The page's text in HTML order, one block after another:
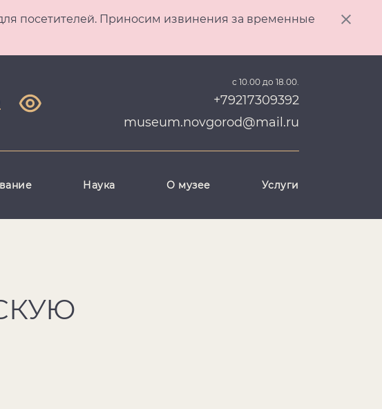
посетителей. Приносим извинения за временные
с 10.00 до 18.00.
+79217309392
museum.novgorod@mail.ru
Наука О музее Услуги